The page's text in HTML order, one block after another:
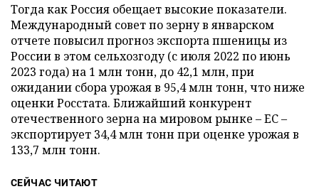
Тогда как Россия обещает высокие показатели.
Международный совет по зерну в январском
отчете повысил прогноз экспорта пшеницы из
России в этом сельхозгоду (с июля 2022 по июнь
2023 года) на 1 млн тонн, до 42,1 млн, при
ожидании сбора урожая в 95,4 млн тонн, что ниже
оценки Росстата. Ближайший конкурент
отечественного зерна на мировом рынке – ЕС –
экспортирует 34,4 млн тонн при оценке урожая в
133,7 млн тонн.
СЕЙЧАС ЧИТАЮТ